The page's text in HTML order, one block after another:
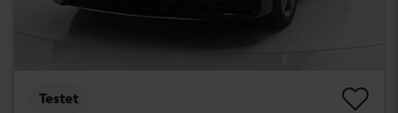
Testet